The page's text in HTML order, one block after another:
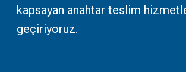
kapsayan anahtar teslim
geçiriyoruz.